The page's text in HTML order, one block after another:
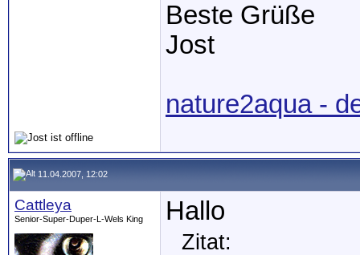
Beste Grüße
Jost
nature2aqua -
11.04.2007, 12:02
Cattleya
Senior-Super-Duper-L-Wels King Hallo
Zitat: